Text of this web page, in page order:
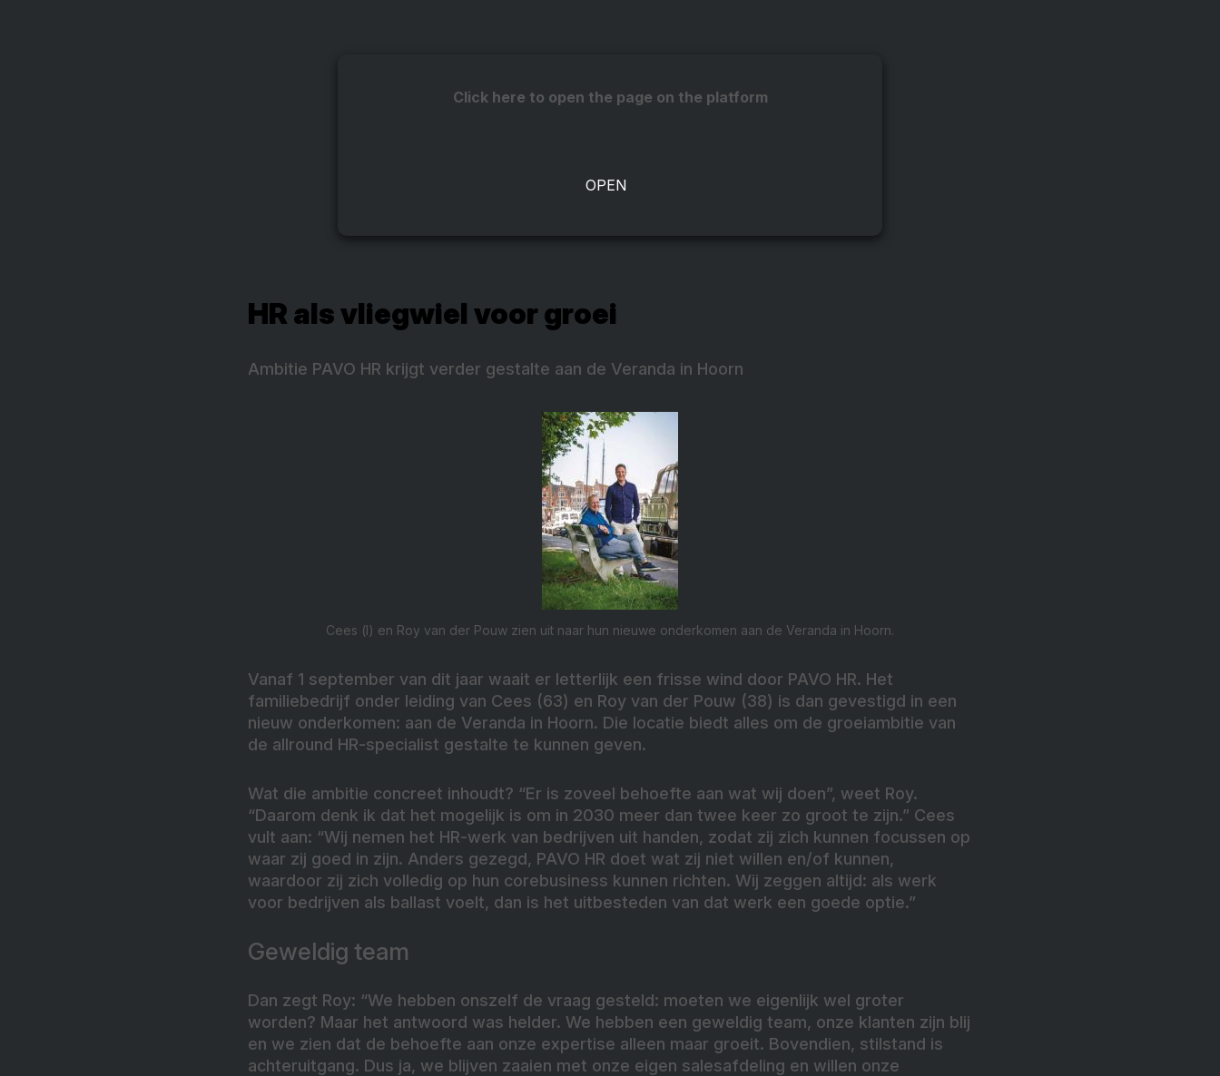
Click here to open the page on the platform
HR als vliegwiel voor groei
Ambitie PAVO HR krijgt verder gestalte aan de Veranda in Hoorn
Cees (l) en Roy van der Pouw zien uit naar hun nieuwe onderkomen aan de Veranda in Hoorn.
Vanaf 1 september van dit jaar waait er letterlijk een frisse wind door PAVO HR. Het
familiebedrijf onder leiding van Cees (63) en Roy van der Pouw (38) is dan gevestigd in een
nieuw onderkomen: aan de Veranda in Hoorn. Die locatie biedt alles om de groeiambitie van
de allround HR-specialist gestalte te kunnen geven.
Wat die ambitie concreet inhoudt? “Er is zoveel behoefte aan wat wij doen”, weet Roy.
“Daarom denk ik dat het mogelijk is om in 2030 meer dan twee keer zo groot te zijn.” Cees
vult aan: “Wij nemen het HR-werk van bedrijven uit handen, zodat zij zich kunnen focussen op
waar zij goed in zijn. Anders gezegd, PAVO HR doet wat zij niet willen en/of kunnen,
waardoor zij zich volledig op hun corebusiness kunnen richten. Wij zeggen altijd: als werk
voor bedrijven als ballast voelt, dan is het uitbesteden van dat werk een goede optie.”
Geweldig team
Dan zegt Roy: “We hebben onszelf de vraag gesteld: moeten we eigenlijk wel groter
worden? Maar het antwoord was helder. We hebben een geweldig team, onze klanten zijn blij
en we zien dat de behoefte aan onze expertise alleen maar groeit. Bovendien, stilstand is
achteruitgang. Dus ja, we blijven zaaien met onze eigen salesafdeling en willen onze